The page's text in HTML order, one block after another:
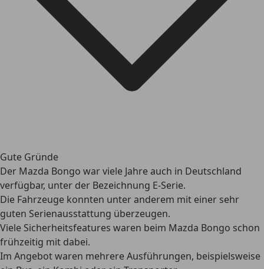
Gute Gründe
Der Mazda Bongo war viele Jahre auch in Deutschland
verfügbar, unter der Bezeichnung E-Serie.
Die Fahrzeuge konnten unter anderem mit einer sehr
guten Serienausstattung überzeugen.
Viele Sicherheitsfeatures waren beim Mazda Bongo schon
frühzeitig mit dabei.
Im Angebot waren mehrere Ausführungen, beispielsweise